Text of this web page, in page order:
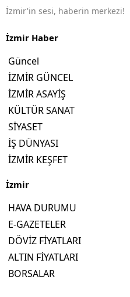
İzmir'in sesi, haberin merkezi!
İzmir Haber
Güncel
İZMİR GÜNCEL
İZMİR ASAYİŞ
KÜLTÜR SANAT
SİYASET
İŞ DÜNYASI
İZMİR KEŞFET
İzmir
HAVA DURUMU
E-GAZETELER
DÖVİZ FİYATLARI
ALTIN FİYATLARI
BORSALAR